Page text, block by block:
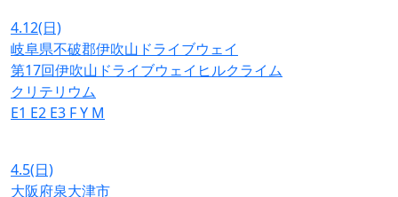
4.12(日)
岐阜県不破郡伊吹山ドライブウェイ
第17回伊吹山ドライブウェイヒルクライム
クリテリウム
E1 E2 E3 FY M
4.5(日)
大阪府泉大津市